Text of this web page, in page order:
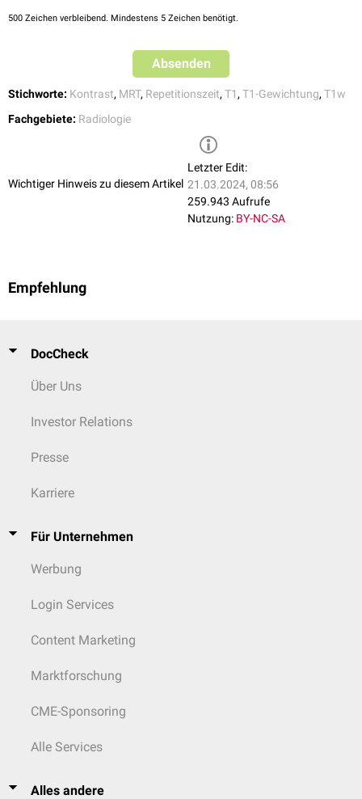
auf der Basis der T1.
500 Zeichen verbleibend. Mindestens 5 Zeichen benötigt.
Absenden
Stichworte: Kontrast, MRT, Repetitionszeit, T1, T1-Gewichtung, T1w
Fachgebiete: Radiologie
Wichtiger Hinweis zu diesem Artikel
Letzter Edit:
21.03.2024, 08:56
259.943 Aufrufe
Nutzung: BY-NC-SA
Empfehlung
DocCheck
Über Uns
Investor Relations
Presse
Karriere
Für Unternehmen
Werbung
Login Services
Content Marketing
Marktforschung
CME-Sponsoring
Alle Services
Alles andere